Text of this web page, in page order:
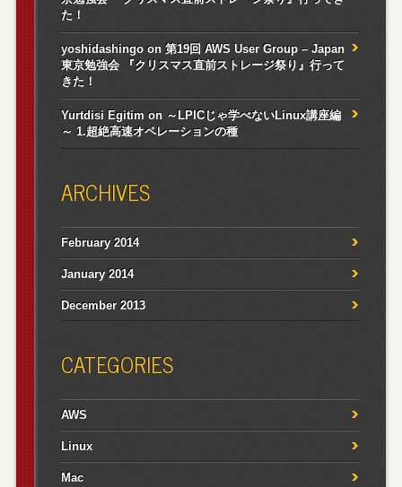
た！
yoshidashingoon第19回 AWS User Group – Japan
東京勉強会 『クリスマス直前ストレージ祭り』行って
きた！
Yurtdisi Egitim on ～LPICじゃ学べないLinux講座編
～ 1.超絶高速オペレーションの種
ARCHIVES
February 2014
January 2014
December 2013
CATEGORIES
AWS
Linux
Mac